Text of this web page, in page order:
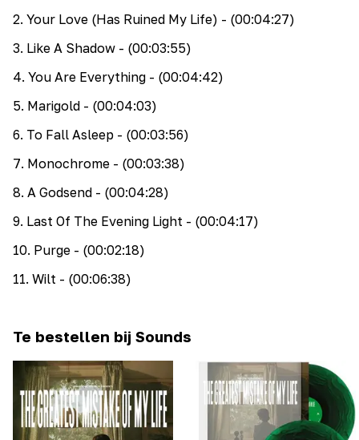
2. Your Love (Has Ruined My Life) - (00:04:27)
3. Like A Shadow - (00:03:55)
4. You Are Everything - (00:04:42)
5. Marigold - (00:04:03)
6. To Fall Asleep - (00:03:56)
7. Monochrome - (00:03:38)
8. A Godsend - (00:04:28)
9. Last Of The Evening Light - (00:04:17)
10. Purge - (00:02:18)
11. Wilt - (00:06:38)
Te bestellen bij Sounds